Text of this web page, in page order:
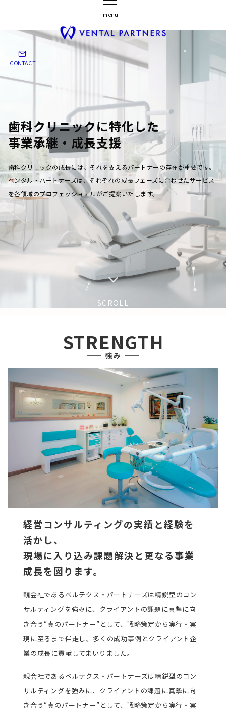
menu
CONTACT
歯科クリニックに特化した
事業承継・成長支援
歯科クリニックの成長には、それを支えるパートナーの存在が重要です。
ベンタル・パートナーズは、それぞれの成長フェーズに合わせたサービス
を各領域のプロフェッショナルがご提案いたします。
SCROLL
STRENGTH
強み
経営コンサルティングの実績と経験を
活かし、
現場に入り込み課題解決と更なる事業
成長を図ります。
親会社であるベルテクス・パートナーズは精鋭型のコン
サルティングを強みに、クライアントの課題に真摯に向
き合う“真のパートナー”として、戦略策定から実行・実
現に至るまで伴走し、多くの成功事例とクライアント企
業の成長に貢献してまいりました。
親会社であるベルテクス・パートナーズは精鋭型のコン
サルティングを強みに、クライアントの課題に真摯に向
き合う“真のパートナー”として、戦略策定から実行・実